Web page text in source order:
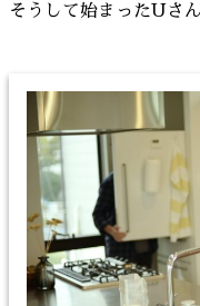
そうして始まったUさ